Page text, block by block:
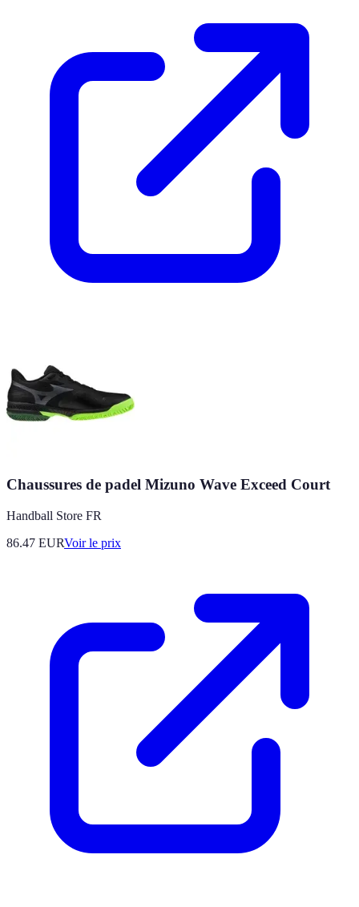
Chaussures de padel Mizuno Wave Exceed Court
Handball Store FR
86.47 EURVoir le prix